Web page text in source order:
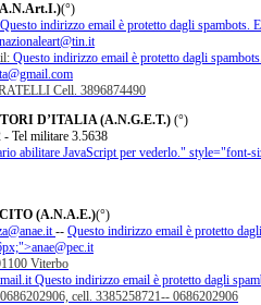
(°)
Questo indirizzo email è protetto dagli spambots.
Questo indirizzo email è protetto dagli
Cell. 3896874490
D’ITALIA (A.N.G.E.T.) (°)
Tel militare 3.5638
abilitare JavaScript per vederlo." style="font-
(A.N.A.E.)(°)
-- Questo indirizzo email è protetto
anae@pec.it
Viterbo
Questo indirizzo email è protetto dagli
cell. 3385258721-- 0686202906